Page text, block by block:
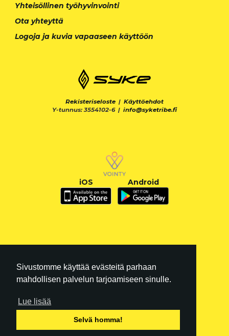
Sivustomme käyttää evästeitä parhaan
mahdollisen palvelun tarjoamiseen sinulle.
Lue lisää
Selvä homma!
Yhteisöllinen työhyvinvointi
Ota yhteyttä
Logoja ja kuvia vapaaseen käyttöön
Rekisteriseloste | Käyttöehdot
Y-tunnus: 3554102-6 | info@syketribe.fi
iOS Android